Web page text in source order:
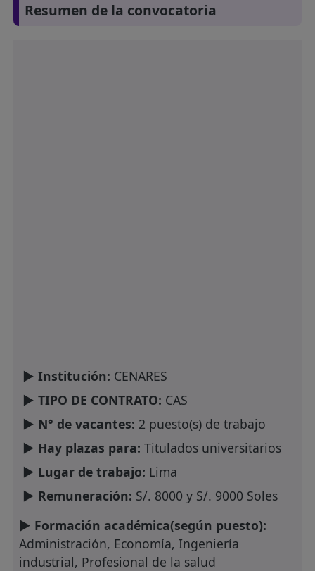
Resumen de la convocatoria
► Institución: CENARES
► TIPO DE CONTRATO: CAS
► N° de vacantes: 2 puesto(s) de trabajo
► Hay plazas para: Titulados universitarios
► Lugar de trabajo: Lima
► Remuneración: S/. 8000 y S/. 9000 Soles
► Formación académica(según puesto):
Administración, Economía, Ingeniería
industrial, Profesional de la salud